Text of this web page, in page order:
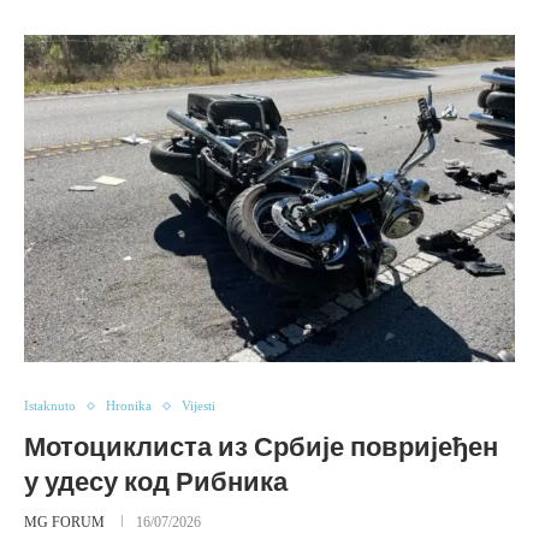
Istaknuto Hronika Vijesti
Мотоциклиста из Србије повријеђен
у удесу код Рибника
MG FORUM 16/07/2026